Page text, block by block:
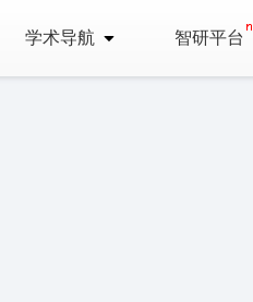
学术导航 智研平台